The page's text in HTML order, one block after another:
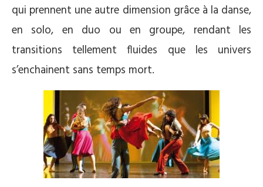
qui prennent une autre dimension grâce à la danse,
en solo, en duo ou en groupe, rendant les
transitions tellement fluides que les univers
s’enchainent sans temps mort.